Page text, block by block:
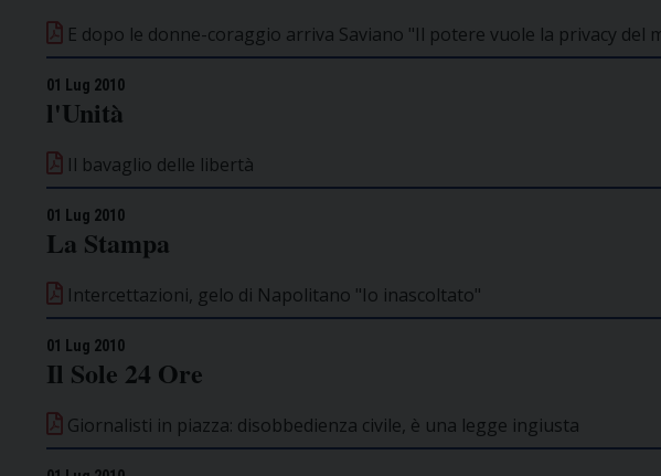
E dopo le donne-coraggio arriva Saviano "Il potere vuole la privacy del
01 Lug 2010
l'Unità
Il bavaglio delle libertà
01 Lug 2010
La Stampa
Intercettazioni, gelo di Napolitano "Io inascoltato"
01 Lug 2010
Il Sole 24 Ore
Giornalisti in piazza: disobbedienza civile, è una legge ingiusta